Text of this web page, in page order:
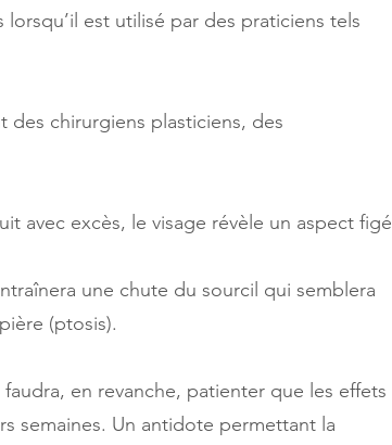
est utilisé par des praticiens tels
des chirurgiens plasticiens, des
avec excès, le visage révèle un aspect figé
une chute du sourcil qui semblera
(ptosis).
en revanche, patienter que les effets
semaines. Un antidote permettant la